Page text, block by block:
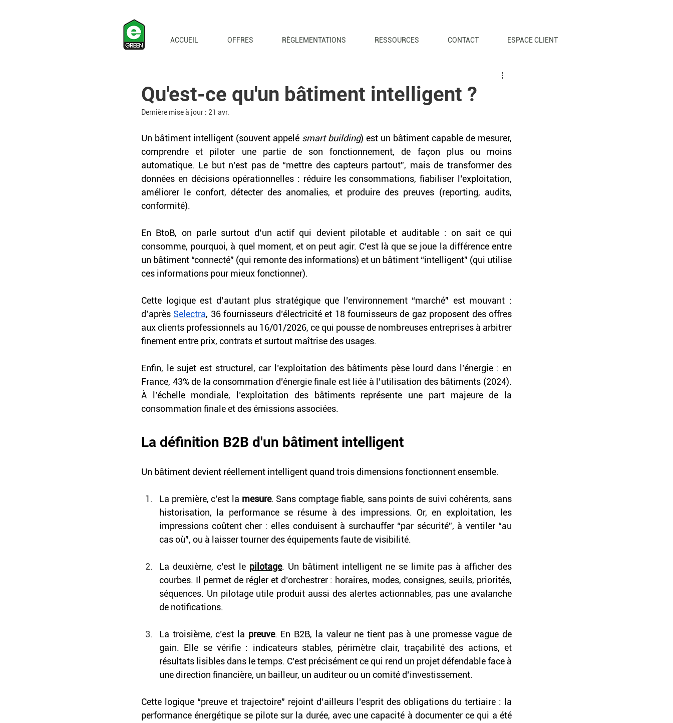
ACCUEIL OFFRES RÈGLEMENTATIONS RESSOURCES CONTACT ESPACE CLIENT
Qu'est-ce qu'un bâtiment intelligent ?
Dernière mise à jour : 21 avr.
Un bâtiment intelligent (souvent appelé smart building) est un bâtiment capable de mesurer,
comprendre et piloter une partie de son fonctionnement, de façon plus ou moins
automatique. Le but n’est pas de “mettre des capteurs partout”, mais de transformer des
données en décisions opérationnelles : réduire les consommations, fiabiliser l’exploitation,
améliorer le confort, détecter des anomalies, et produire des preuves (reporting, audits,
conformité).
En BtoB, on parle surtout d’un actif qui devient pilotable et auditable : on sait ce qui
consomme, pourquoi, à quel moment, et on peut agir. C’est là que se joue la différence entre
un bâtiment “connecté” (qui remonte des informations) et un bâtiment “intelligent” (qui utilise
ces informations pour mieux fonctionner).
Cette logique est d’autant plus stratégique que l’environnement “marché” est mouvant :
d’après Selectra, 36 fournisseurs d’électricité et 18 fournisseurs de gaz proposent des offres
aux clients professionnels au 16/01/2026, ce qui pousse de nombreuses entreprises à arbitrer
finement entre prix, contrats et surtout maîtrise des usages.
Enfin, le sujet est structurel, car l’exploitation des bâtiments pèse lourd dans l’énergie : en
France, 43% de la consommation d’énergie finale est liée à l’utilisation des bâtiments (2024).
À l’échelle mondiale, l’exploitation des bâtiments représente une part majeure de la
consommation finale et des émissions associées.
La définition B2B d'un bâtiment intelligent
Un bâtiment devient réellement intelligent quand trois dimensions fonctionnent ensemble.
La première, c’est la mesure. Sans comptage fiable, sans points de suivi cohérents, sans
historisation, la performance se résume à des impressions. Or, en exploitation, les
impressions coûtent cher : elles conduisent à surchauffer “par sécurité”, à ventiler “au
cas où”, ou à laisser tourner des équipements faute de visibilité.
La deuxième, c’est le pilotage. Un bâtiment intelligent ne se limite pas à afficher des
courbes. Il permet de régler et d’orchestrer : horaires, modes, consignes, seuils, priorités,
séquences. Un pilotage utile produit aussi des alertes actionnables, pas une avalanche
de notifications.
La troisième, c’est la preuve. En B2B, la valeur ne tient pas à une promesse vague de
gain. Elle se vérifie : indicateurs stables, périmètre clair, traçabilité des actions, et
résultats lisibles dans le temps. C’est précisément ce qui rend un projet défendable face à
une direction financière, un bailleur, un auditeur ou un comité d’investissement.
Cette logique “preuve et trajectoire” rejoint d’ailleurs l’esprit des obligations du tertiaire : la
performance énergétique se pilote sur la durée, avec une capacité à documenter ce qui a été